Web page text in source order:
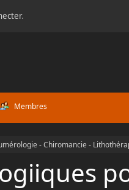
.
Membres
- Chiromancie -